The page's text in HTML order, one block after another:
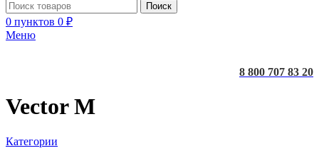
Поиск
0 пунктов 0 ₽
Меню
8 800 707 83 20
Vector M
Категории